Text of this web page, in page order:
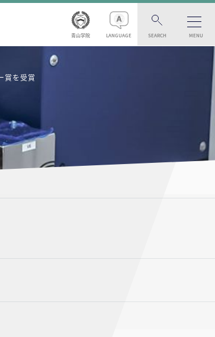
青山学院 LANGUAGE SEARCH MENU
賞を受賞